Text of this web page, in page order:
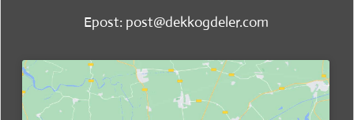
Epost: post@dekkogdeler.com